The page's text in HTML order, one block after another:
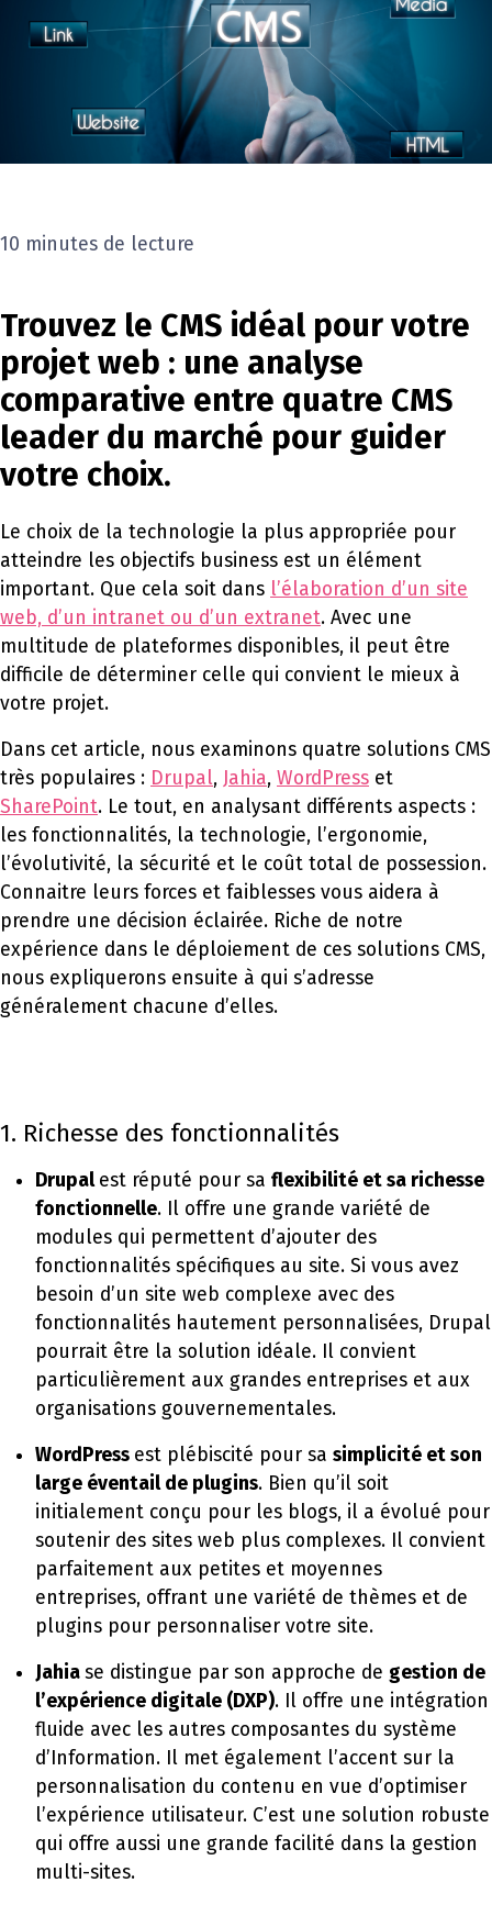
10 minutes de lecture
Trouvez le CMS idéal pour votre
projet web : une analyse
comparative entre quatre CMS
leader du marché pour guider
votre choix.
Le choix de la technologie la plus appropriée pour
atteindre les objectifs business est un élément
important. Que cela soit dans l’élaboration d’un site
web, d’un intranet ou d’un extranet. Avec une
multitude de plateformes disponibles, il peut être
difficile de déterminer celle qui convient le mieux à
votre projet.
Dans cet article, nous examinons quatre solutions CMS
très populaires : Drupal, Jahia, WordPress et
SharePoint. Le tout, en analysant différents aspects :
les fonctionnalités, la technologie, l’ergonomie,
l’évolutivité, la sécurité et le coût total de possession.
Connaitre leurs forces et faiblesses vous aidera à
prendre une décision éclairée. Riche de notre
expérience dans le déploiement de ces solutions CMS,
nous expliquerons ensuite à qui s’adresse
généralement chacune d’elles.
1. Richesse des fonctionnalités
Drupalest réputé pour sa flexibilité et sa richesse
fonctionnelle. Il offre une grande variété de
modules qui permettent d’ajouter des
fonctionnalités spécifiques au site. Si vous avez
besoin d’un site web complexe avec des
fonctionnalités hautement personnalisées, Drupal
pourrait être la solution idéale. Il convient
particulièrement aux grandes entreprises et aux
organisations gouvernementales.
WordPress est plébiscité pour sa simplicité et son
large éventail de plugins. Bien qu’il soit
initialement conçu pour les blogs, il a évolué pour
soutenir des sites web plus complexes. Il convient
parfaitement aux petites et moyennes
entreprises, offrant une variété de thèmes et de
plugins pour personnaliser votre site.
Jahiase distingue par son approche de gestion de
l’expérience digitale (DXP). Il offre une intégration
fluide avec les autres composantes du système
d’Information. Il met également l’accent sur la
personnalisation du contenu en vue d’optimiser
l’expérience utilisateur. C’est une solution robuste
qui offre aussi une grande facilité dans la gestion
multi-sites.